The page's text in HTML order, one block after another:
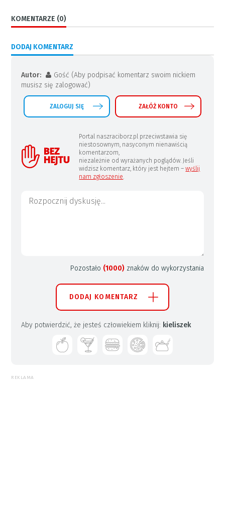
KOMENTARZE (0)
DODAJ KOMENTARZ
Autor:
Gość (Aby podpisać komentarz swoim nickiem
musisz się zalogować)
ZALOGUJ SIĘ ZAŁÓŻ KONTO
Portal naszraciborz.pl przeciwstawia się
niestosownym, nasyconym nienawiścią
komentarzom,
niezależnie od wyrażanych poglądów. Jeśli
widzisz komentarz, który jest hejtem –wyślij
nam zgłoszenie.
Pozostało (1000) znaków do wykorzystania
DODAJ KOMENTARZ
Aby potwierdzić, że jesteś człowiekiem kliknij: kieliszek
REKLAMA